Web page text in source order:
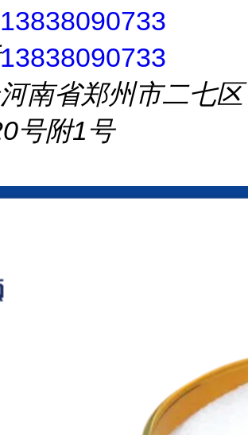
13838090733
13838090733
河南省郑州市二七区
号附1号